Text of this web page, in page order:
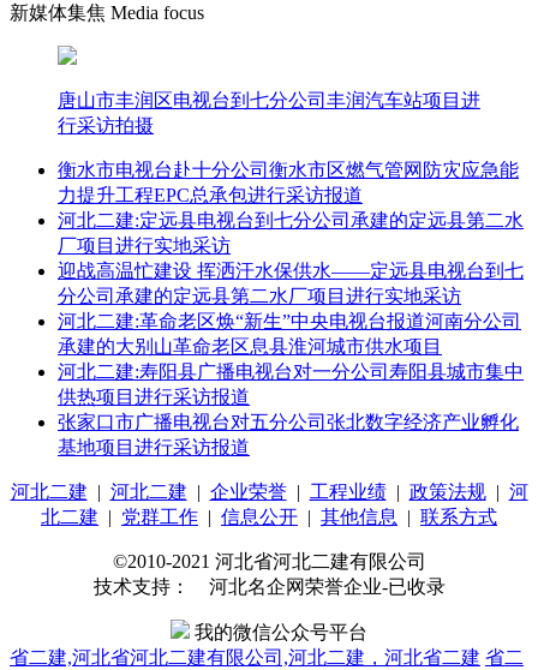
新媒体集焦 Media focus
唐山市丰润区电视台到七分公司丰润汽车站项目进
行采访拍摄
衡水市电视台赴十分公司衡水市区燃气管网防灾应急能
力提升工程EPC总承包进行采访报道
河北二建:定远县电视台到七分公司承建的定远县第二水
厂项目进行实地采访
迎战高温忙建设 挥洒汗水保供水——定远县电视台到七
分公司承建的定远县第二水厂项目进行实地采访
河北二建:革命老区焕“新生”中央电视台报道河南分公司
承建的大别山革命老区息县淮河城市供水项目
河北二建:寿阳县广播电视台对一分公司寿阳县城市集中
供热项目进行采访报道
张家口市广播电视台对五分公司张北数字经济产业孵化
基地项目进行采访报道
河北二建 | 河北二建 | 企业荣誉| 工程业绩| 政策法规| 河
北二建 | 党群工作 | 信息公开 | 其他信息 | 联系方式
©2010-2021 河北省河北二建有限公司
技术支持： 河北名企网荣誉企业-已收录
我的微信公众号平台
省二建,河北省河北二建有限公司,河北二建，河北省二建 省二